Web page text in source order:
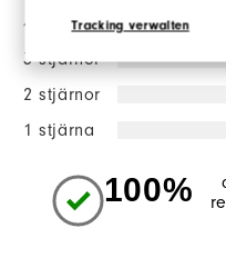
Tracking verwalten
4 stjärnor
3 stjärnor
2 stjärnor
1 stjärna
100%